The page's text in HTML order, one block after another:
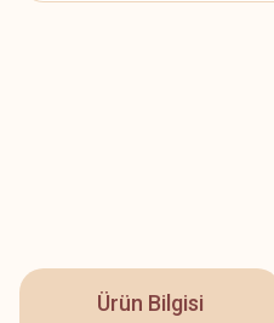
Ürün Bilgisi